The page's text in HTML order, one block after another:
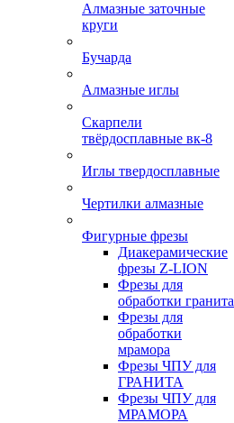
Алмазные заточные
круги
Бучарда
Алмазные иглы
Скарпели
твёрдосплавные вк-8
Иглы твердосплавные
Чертилки алмазные
Фигурные фрезы
Диакерамические
фрезы Z-LION
Фрезы для
обработки гранита
Фрезы для
обработки
мрамора
Фрезы ЧПУ для
ГРАНИТА
Фрезы ЧПУ для
МРАМОРА